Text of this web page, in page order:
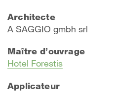
Architecte
A SAGGIO gmbh srl
Maître d’ouvrage
Hotel Forestis
Applicateur